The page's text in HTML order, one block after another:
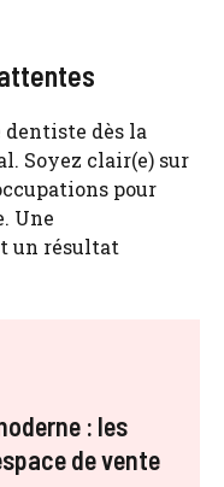
dès la
Soyez clair(e) sur
pour
Une
un résultat
: les
de vente